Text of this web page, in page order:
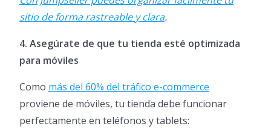
sitio de forma rastreable y clara.
4. Asegúrate de que tu tienda esté optimizada
para móviles
Como más del 60% del tráfico e-commerce
proviene de móviles, tu tienda debe funcionar
perfectamente en teléfonos y tablets: